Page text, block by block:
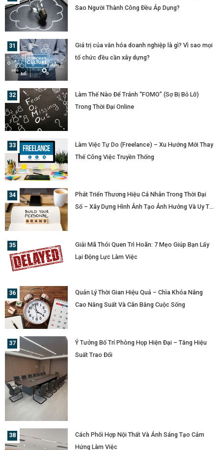
Sao Người Thành Công Đều Áp Dụng?
Giá trị của văn hóa doanh nghiệp là gì? Vì sao mọi
tổ chức đều cần xây dựng?
Làm Thế Nào Để Tránh “FOMO” (Sợ Bị Bỏ Lỡ)
Trong Thời Đại Online
Làm Việc Tự Do (Freelance) – Xu Hướng Mới Thay
Thế Công Việc Truyền Thống
Phát Triển Thương Hiệu Cá Nhân Trong Thời Đại
Số – Xây Dựng Hình Ảnh Tạo Ảnh Hưởng Và Uy Tín
Giải Mã Thói Quen Trì Hoãn: 7 Mẹo Giúp Bạn Lấy
Lại Động Lực Làm Việc
Quản Lý Thời Gian Hiệu Quả – Chìa Khóa Nâng
Cao Năng Suất Và Cân Bằng Cuộc Sống
Ý Tưởng Bố Trí Phòng Họp Hiện Đại – Tăng Hiệu
Suất Trao Đổi
Cách Phối Hợp Nội Thất Và Ánh Sáng Tạo Cảm
Hứng Làm Việc